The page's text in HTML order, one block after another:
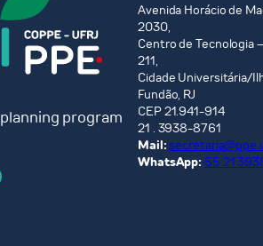
program
Avenida Horácio de
2030,
Centro de Tecnologia
211,
Cidade Universitária/
Fundão, RJ
CEP 21.941-914
21 . 3938-8761
Mail:
WhatsApp: 55 21